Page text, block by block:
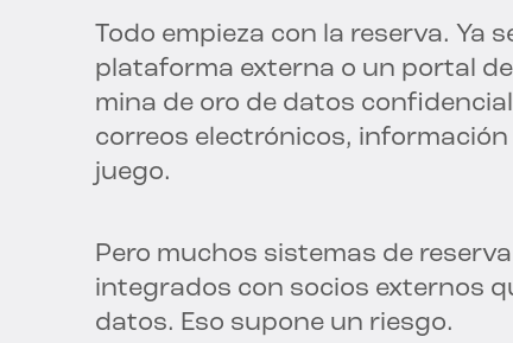
Todo empieza con la reserva. Ya
plataforma externa o un portal
mina de oro de datos
correos electrónicos,
juego.
Pero muchos sistemas de
integrados con socios externos
datos. Eso supone un riesgo.